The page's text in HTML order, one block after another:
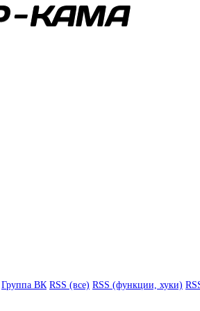
Группа ВК RSS (все) RSS (функции, хуки)